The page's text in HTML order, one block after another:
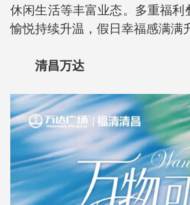
休闲生活等丰富业态。多重福利
愉悦持续升温，假日幸福感满满
清昌万达